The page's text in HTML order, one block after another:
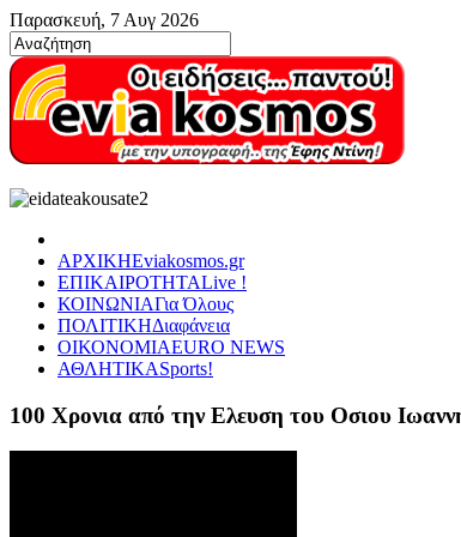
Παρασκευή, 7 Αυγ 2026
ΑΡΧΙΚΗEviakosmos.gr
ΕΠΙΚΑΙΡΟΤΗΤΑLive !
ΚΟΙΝΩΝΙΑΓια Όλους
ΠΟΛΙΤΙΚΗΔιαφάνεια
ΟΙΚΟΝΟΜΙΑEURO NEWS
ΑΘΛΗΤΙΚΑSports!
100 Χρονια από την Ελευση του Οσιου